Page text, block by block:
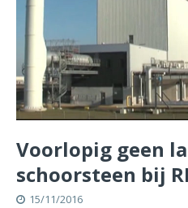
Voorlopig geen
schoorsteen bij
15/11/2016